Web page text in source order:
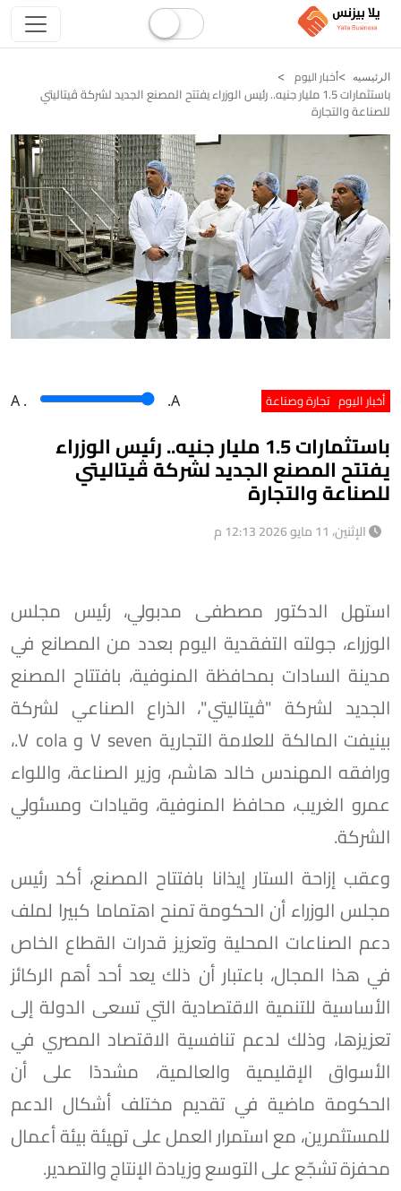
الرئيسيه أخبار اليوم
باستثمارات 1.5 مليار جنيه.. رئيس الوزراء يفتتح المصنع الجديد لشركة ڤيتاليتي
للصناعة والتجارة
أخبار اليوم تجارة وصناعة A . .A
باستثمارات 1.5 مليار جنيه.. رئيس الوزراء
يفتتح المصنع الجديد لشركة ڤيتاليتي
للصناعة والتجارة
الإثنين، 11 مايو 2026 12:13 م
استهل الدكتور مصطفى مدبولي، رئيس مجلس
الوزراء، جولته التفقدية اليوم بعدد من المصانع في
مدينة السادات بمحافظة المنوفية، بافتتاح المصنع
الجديد لشركة "ڤيتاليتي"، الذراع الصناعي لشركة
بينيفت المالكة للعلامة التجارية V seven و V cola.،
ورافقه المهندس خالد هاشم، وزير الصناعة، واللواء
عمرو الغريب، محافظ المنوفية، وقيادات ومسئولي
الشركة.
وعقب إزاحة الستار إيذانا بافتتاح المصنع، أكد رئيس
مجلس الوزراء أن الحكومة تمنح اهتماما كبيرا لملف
دعم الصناعات المحلية وتعزيز قدرات القطاع الخاص
في هذا المجال، باعتبار أن ذلك يعد أحد أهم الركائز
الأساسية للتنمية الاقتصادية التي تسعى الدولة إلى
تعزيزها، وذلك لدعم تنافسية الاقتصاد المصري في
الأسواق الإقليمية والعالمية، مشددًا على أن
الحكومة ماضية في تقديم مختلف أشكال الدعم
للمستثمرين، مع استمرار العمل على تهيئة بيئة أعمال
محفزة تشجّع على التوسع وزيادة الإنتاج والتصدير.